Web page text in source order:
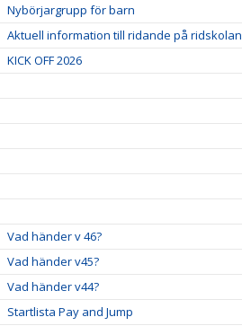
Nybörjargrupp för barn
Aktuell information till ridande på ridskolan
KICK OFF 2026
Vad händer v 46?
Vad händer v45?
Vad händer v44?
Startlista Pay and Jump